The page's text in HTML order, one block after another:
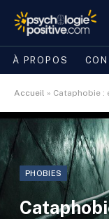
À PROPOS
Accueil » Cataphobie : et si
PHOBIES